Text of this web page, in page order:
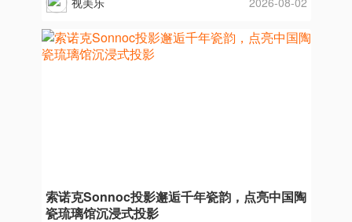
索诺克Sonnoc投影邂逅千年瓷韵，点亮中国陶
瓷琉璃馆沉浸式投影